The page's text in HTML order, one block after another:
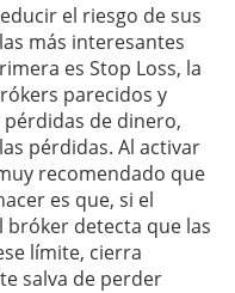
el riesgo de sus
más interesantes
es Stop Loss, la
parecidos y
de dinero,
pérdidas. Al activar
recomendado que
es que, si el
bróker detecta que las
límite, cierra
salva de perder